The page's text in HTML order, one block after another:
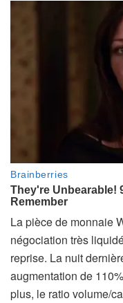
La pièce de monnaie
négociation très
reprise. La nuit
augmentation de
plus, le ratio volume/